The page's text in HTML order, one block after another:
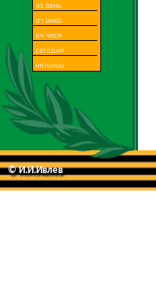
© И.И.Ивлев